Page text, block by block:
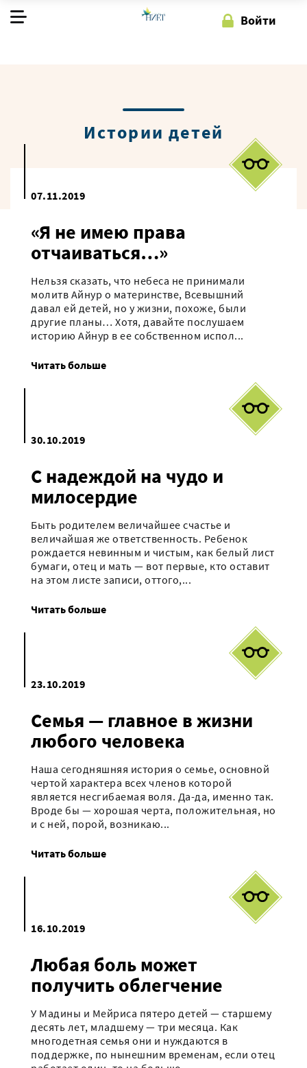
Войти
Войти
Истории детей
07.11.2019
«Я не имею права
отчаиваться…»
Нельзя сказать, что небеса не принимали
молитв Айнур о материнстве, Всевышний
давал ей детей, но у жизни, похоже, были
другие планы… Хотя, давайте послушаем
историю Айнур в ее собственном испол...
Читать больше
30.10.2019
С надеждой на чудо и
милосердие
Быть родителем величайшее счастье и
величайшая же ответственность. Ребенок
рождается невинным и чистым, как белый лист
бумаги, отец и мать — вот первые, кто оставит
на этом листе записи, оттого,...
Читать больше
23.10.2019
Семья — главное в жизни
любого человека
Наша сегодняшняя история о семье, основной
чертой характера всех членов которой
является несгибаемая воля. Да-да, именно так.
Вроде бы — хорошая черта, положительная, но
и с ней, порой, возникаю...
Читать больше
16.10.2019
Любая боль может
получить облегчение
У Мадины и Мейриса пятеро детей — старшему
десять лет, младшему — три месяца. Как
многодетная семья они и нуждаются в
поддержке, по нынешним временам, если отец